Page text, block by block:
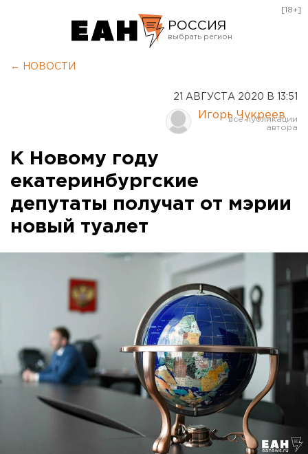
РОССИЯ
Курган
Оренбург
[18+]
← НОВОСТИ
21 АВГУСТА 2020 В 13:51
Игорь Чукреев
К Новому году
екатеринбургские
депутаты получат от мэрии
новый туалет